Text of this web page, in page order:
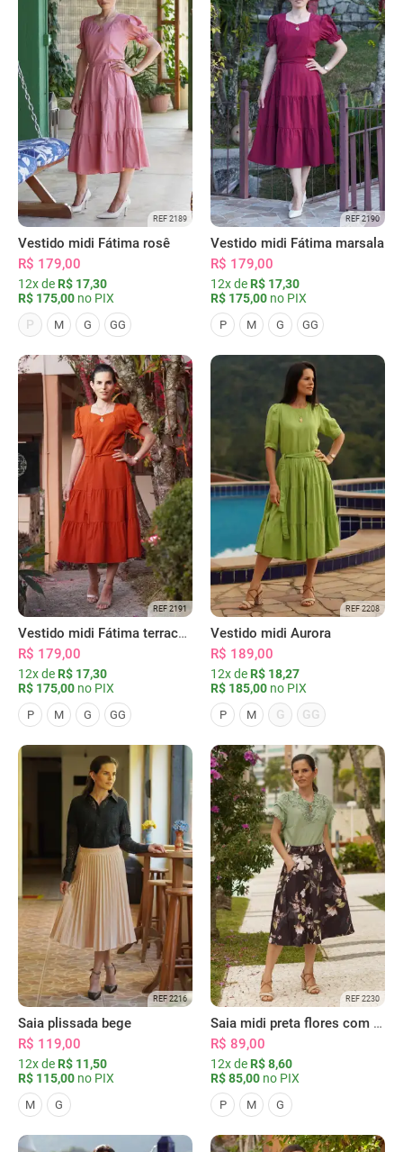
REF 2189
Vestido midi Fátima rosê
R$ 179,00
12x de R$ 17,30
R$ 175,00 no PIX
P
M G GG
REF 2190
Vestido midi Fátima marsala
R$ 179,00
12x de R$ 17,30
R$ 175,00 no PIX
P M G GG
REF 2191
Vestido midi Fátima terracota
R$ 179,00
12x de R$ 17,30
R$ 175,00 no PIX
P M G GG
REF 2208
Vestido midi Aurora
R$ 189,00
12x de R$ 18,27
R$ 185,00 no PIX
P M G GG
REF 2216
Saia plissada bege
R$ 119,00
12x de R$ 11,50
R$ 115,00 no PIX
M G
REF 2230
Saia midi preta flores com bolsos
R$ 89,00
12x de R$ 8,60
R$ 85,00 no PIX
P M G